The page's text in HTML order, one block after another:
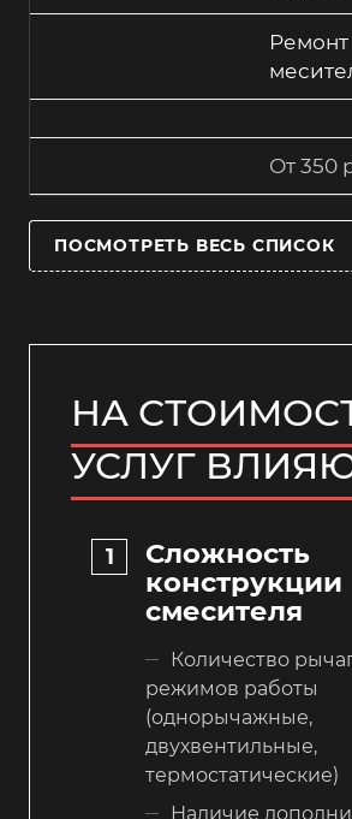
От 350
ПОСМОТРЕТЬ ВЕСЬ СПИСОК
НА
УСЛУГ
Сложность
конструкции
смесителя
Количество
режимов работы
(однорычажные,
двухвентильные,
термостатические)
Наличие